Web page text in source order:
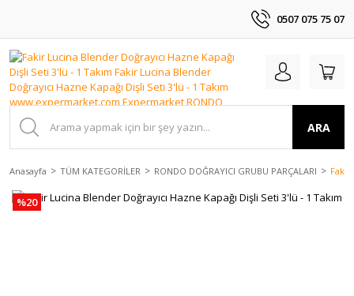
0507 075 75 07
ARA
Anasayfa TÜM KATEGORİLER RONDO DOĞRAYICI GRUBU PARÇALARI Fakir
%20